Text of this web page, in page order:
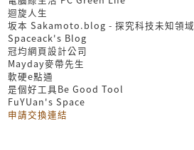
迴旋人生
坂本 Sakamoto.blog - 探究科技未知領域
Spaceack's Blog
冠均網頁設計公司
Mayday麥帶先生
軟硬e點通
是個好工具Be Good Tool
FuYUan's Space
申請交換連結